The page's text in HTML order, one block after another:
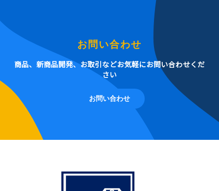
お問い合わせ
商品、新商品開発、お取引などお気軽にお問い合わせくだ
さい
お問い合わせ